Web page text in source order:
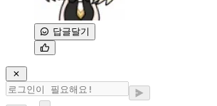
답글달기